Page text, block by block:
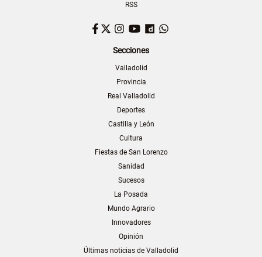
RSS
Facebook
TwitterInstagram
YouTubeDailymotion
Secciones
Valladolid
Provincia
Real Valladolid
Deportes
Castilla y León
Cultura
Fiestas de San Lorenzo
Sanidad
Sucesos
La Posada
Mundo Agrario
Innovadores
Opinión
Últimas noticias de Valladolid